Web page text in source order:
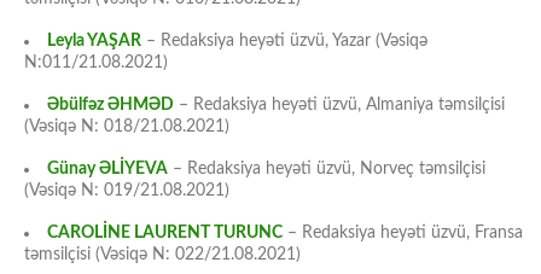
Leyla YAŞAR – Redaksiya heyəti üzvü, Yazar (Vəsiqə
N:011/21.08.2021)
Əbülfəz ƏHMƏD – Redaksiya heyəti üzvü, Almaniya təmsilçisi
(Vəsiqə N: 018/21.08.2021)
Günay ƏLİYEVA – Redaksiya heyəti üzvü, Norveç təmsilçisi
(Vəsiqə N: 019/21.08.2021)
CAROLİNE LAURENT TURUNC – Redaksiya heyəti üzvü, Fransa
təmsilçisi (Vəsiqə N: 022/21.08.2021)